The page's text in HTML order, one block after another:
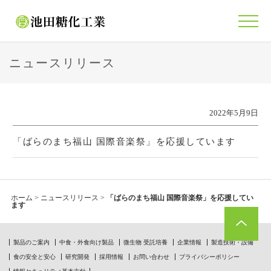
ニュースリリース
2022年5月9日
「ばらのまち福山 国際音楽祭」を応援しています
ホーム > ニュースリリース >
「ばらのまち福山 国際音楽祭」を応援してい
ます
製品のご案内 中食・外食向け製品 微生物 受託培養 企業情報 製造技術・設備
食の安全と安心 研究開発 採用情報 お問い合わせ プライバシーポリシー